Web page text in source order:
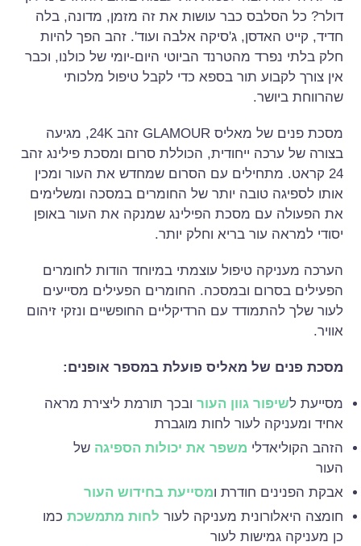
דולר? כל הסלבס כבר עושות את זה מזמן, מדונה, בלה
חדיד, קייט האדסן, ג'סיקה אלבה ועוד'. זהב הפך להיות
חלק בלתי נפרד מהטרנד הביוטי היום-יומי של כולנו, וכבר
אין צורך לקבוע תור בספא כדי לקבל טיפול מלכותי
שהרווחת ביושר.
מסכת פנים של מאליס GLAMOUR זהב 24K, מגיעה
בצורה של ערכה ייחודית, הכוללת סרום ומסכת פילינג זהב
24 קראט. מתחילים עם הסרום שמחדש את העור ומכין
אותו לספיגה טובה יותר של החומרים במסכה ומשלימים
את הפעולה עם מסכת הפילינג שמנקה את העור באופן
יסודי למראה עור בריא וחלק יותר.
הערכה מעניקה טיפול עוצמתי במיוחד הודות לחומרים
הפעילים בסרום ובמסכה. החומרים הפעילים מסייעים
לעור שלך להתמודד עם הרדיקליים החופשיים ונזקי זיהום
אוויר.
מסכת פנים של מאליס פועלת במספר אופנים:
מסייעת לשיפור גוון העור ובכך תורמת ליצירת מראה
אחיד ומעניקה לעור לחות מוגברת
הזהב הקוליאדלי משפר את יכולות הספיגה של
העור
אבקת הפנינים חודרת ומסייעת בחידוש העור
חומצה היאלורונית מעניקה לעור לחות מתמשכת כמו
כן מעניקה גמישות לעור